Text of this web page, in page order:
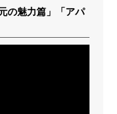
の魅力篇」「アパ